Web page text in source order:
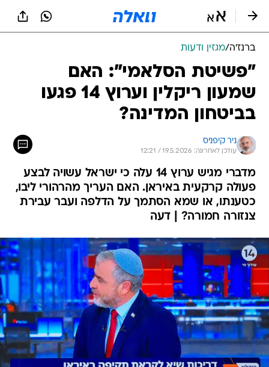
ברנז'ה/מגזין ודעות
"פשיטת הסלאמי": האם
שמעון ריקלין וערוץ 14 פגעו
בביטחון המדינה?
ניר קיפניס
עודכן לאחרונה: 19.5.2026 / 12:21
מדברי מגיש ערוץ 14 עלה כי ישראל עשויה לבצע
פעולה קרקעית באיראן. האם העריך מהרהורי ליבו,
כטענתו, או שמא הסתמך על הדלפה ועבר עבירת
צנזורה חמורה? | דעה